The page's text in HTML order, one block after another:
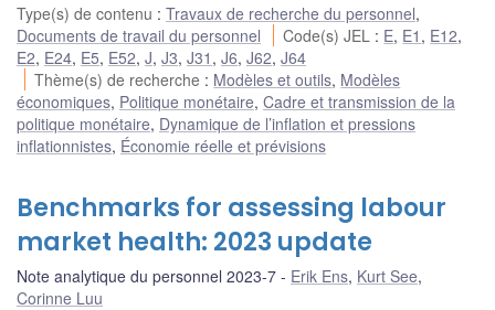
Type(s) de contenu : Travaux de recherche du personnel,
Documents de travail du personnel
Code(s) JEL : E, E1 , E12,
E2, E24, E5, E52, J, J3, J31 , J6, J62, J64
Thème(s) de recherche : Modèles et outils, Modèles
économiques, Politique monétaire, Cadre et transmission de la
politique monétaire, Dynamique de l’inflation et pressions
inflationnistes, Économie réelle et prévisions
Benchmarks for assessing labour
market health: 2023 update
Note analytique du personnel 2023-7 Erik Ens, Kurt See,
Corinne Luu